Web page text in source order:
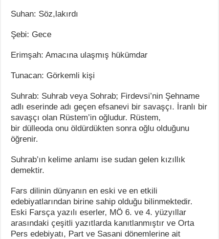
Suhan: Söz,lakırdı
Şebi: Gece
Erimşah: Amacına ulaşmış hükümdar
Tunacan: Görkemli kişi
Suhrab: Suhrab veya Sohrab; Firdevsi’nin Şehname
adlı eserinde adı geçen efsanevi bir savaşçı. İranlı bir
savaşçı olan Rüstem’in oğludur. Rüstem,
bir dülleoda onu öldürdükten sonra oğlu olduğunu
öğrenir.
Suhrab’ın kelime anlamı ise sudan gelen kızıllık
demektir.
Fars dilinin dünyanın en eski ve en etkili
edebiyatlarından birine sahip olduğu bilinmektedir.
Eski Farsça yazılı eserler, MÖ 6. ve 4. yüzyıllar
arasındaki çeşitli yazıtlarda kanıtlanmıştır ve Orta
Pers edebiyatı, Part ve Sasani dönemlerine ait